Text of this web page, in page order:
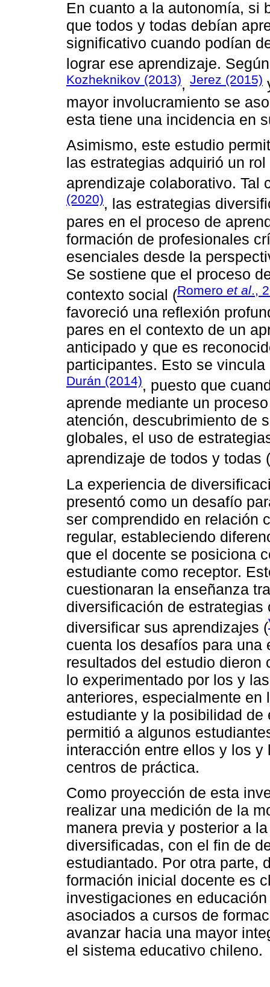
En cuanto a la autonomía, si
que todos y todas debían
significativo cuando podían
lograr ese aprendizaje.
Kozheknikov (2013), Jerez (2015)
mayor involucramiento se
esta tiene una incidencia en
Asimismo, este estudio
las estrategias adquirió un
aprendizaje colaborativo. Tal
(2020), las estrategias
pares en el proceso de
formación de profesionales
esenciales desde la
Se sostiene que el proceso
contexto social (Romero et al.,
favoreció una reflexión
pares en el contexto de un
anticipado y que es
participantes. Esto se vincula
Durán (2014), puesto que
aprende mediante un
atención, descubrimiento de
globales, el uso de
aprendizaje de todos y todas (
La experiencia de
presentó como un desafío
ser comprendido en relación
regular, estableciendo
que el docente se posiciona
estudiante como receptor.
cuestionaran la enseñanza
diversificación de
diversificar sus aprendizajes (
cuenta los desafíos para
resultados del estudio dieron
lo experimentado por los y
anteriores, especialmente
estudiante y la posibilidad
permitió a algunos
interacción entre ellos y los
centros de práctica.
Como proyección de esta
realizar una medición de la
manera previa y posterior a
diversificadas, con el fin de
estudiantado. Por otra parte,
formación inicial docente es
investigaciones en
asociados a cursos de
avanzar hacia una mayor
el sistema educativo chileno.